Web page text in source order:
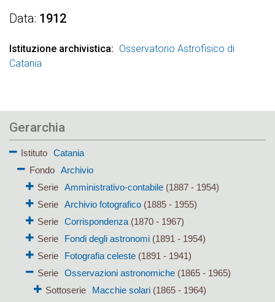
Data 1912
Istituzione archivistica
Osservatorio Astrofisico di
Catania
Gerarchia
Istituto
Catania
Fondo
Archivio
Serie Amministrativo-contabile(1887 - 1954)
Serie Archivio fotografico(1885 - 1955)
Serie Corrispondenza(1870 - 1967)
Serie
Fondi degli astronomi(1891 - 1954)
Serie
Fotografia celeste(1891 - 1941)
Serie Osservazioni astronomiche(1865 - 1965)
Sottoserie
Macchie solari (1865 - 1964)